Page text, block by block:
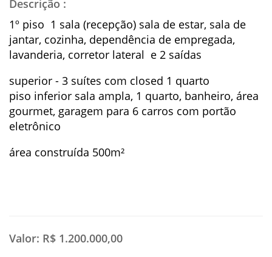
Descrição :
1º piso 1 sala (recepção) sala de estar, sala de
jantar, cozinha, dependência de empregada,
lavanderia, corretor lateral e 2 saídas
superior - 3 suítes com closed 1 quarto
piso inferior sala ampla, 1 quarto, banheiro, área
gourmet, garagem para 6 carros com portão
eletrônico
área construída 500m²
Valor: R$ 1.200.000,00